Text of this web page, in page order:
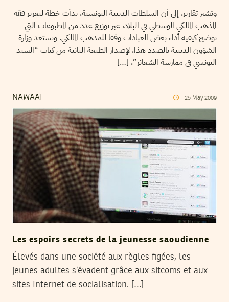
وتشير تقارير، إلى أن السلطات الدينية التونسية، بدأت خطة لتعزيز فقه
المذهب المالكي الوسطي في البلاد، عبر توزيع عدد من المطبوعات التي
توضح كيفية أداء بعض العبادات وفقا للمذهب المالكي. وتستعد وزارة
الشؤون الدينية بالصدد هذا، لإصدار الطبعة الثانية من كتاب “السند
التونسي في ممارسة الشعائر”، […]
NAWAAT 25 May 2009
Les espoirs secrets de la jeunesse saoudienne
Élevés dans une société aux règles figées, les
jeunes adultes s’évadent grâce aux sitcoms et aux
sites Internet de socialisation. […]